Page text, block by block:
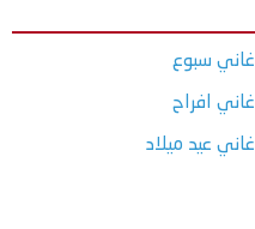
اغاني سبوع
اغاني افراح
اغاني عيد ميلاد